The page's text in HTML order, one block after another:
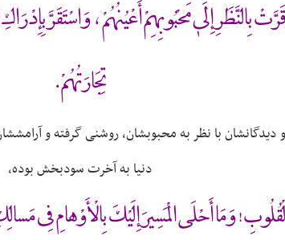
بِالنَّظَرِ إِلَىٰ مَحْبُوبِهِمْ أَعْيُنُهُمْ ، وَاسْتَقَرَّ
تِجَارَتُهُمْ .
دیدگانشان با نظر به محبوبشان، روشنی گرفته و
دنیا به آخرت سودبخش بوده،
الْقُلُوبِ ! وَمَا أَحْلَى الْمَسِيرَ إِلَيْكَ